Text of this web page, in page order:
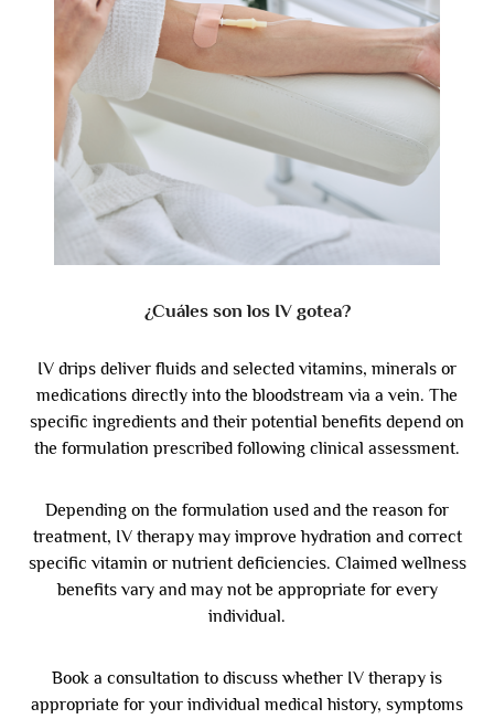
¿Cuáles son los IV gotea?
IV drips deliver fluids and selected vitamins, minerals or
medications directly into the bloodstream via a vein. The
specific ingredients and their potential benefits depend on
the formulation prescribed following clinical assessment.
Depending on the formulation used and the reason for
treatment, IV therapy may improve hydration and correct
specific vitamin or nutrient deficiencies. Claimed wellness
benefits vary and may not be appropriate for every
individual.
Book a consultation to discuss whether IV therapy is
appropriate for your individual medical history, symptoms